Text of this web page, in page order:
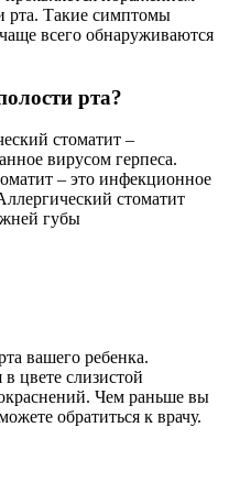
рта. Такие симптомы
всего обнаруживаются
рта?
стоматит –
вирусом герпеса.
– это инфекционное
стоматит
губы
вашего ребенка.
цвете слизистой
Чем раньше вы
обратиться к врачу.